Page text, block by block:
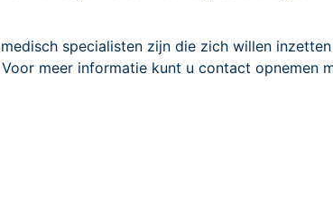
specialisten zijn die zich willen
Voor meer informatie kunt u contact opnemen